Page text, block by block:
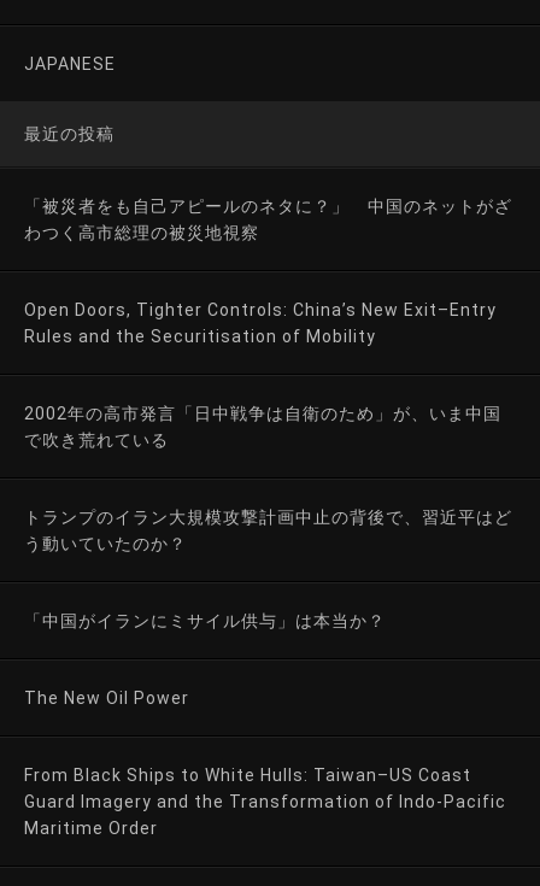
JAPANESE
最近の投稿
「被災者をも自己アピールのネタに？」 中国のネットがざ
わつく高市総理の被災地視察
Open Doors, Tighter Controls: China’s New Exit–Entry
Rules and the Securitisation of Mobility
2002年の高市発言「日中戦争は自衛のため」が、いま中国
で吹き荒れている
トランプのイラン大規模攻撃計画中止の背後で、習近平はど
う動いていたのか？
「中国がイランにミサイル供与」は本当か？
The New Oil Power
From Black Ships to White Hulls: Taiwan–US Coast
Guard Imagery and the Transformation of Indo-Pacific
Maritime Order